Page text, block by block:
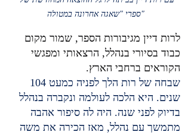
ספרי "שאגה אחרונה במטולה"
לרות דיין מגיבורות הספר, שמור מקום
כבוד בסיורי בנהלל, הרצאותי ומפגשי
הקוראים ברחבי הארץ.
שנים. היא הלכה לעולמה ונקברה בנהלל
בדיוק לפני שנה. היה לה סיפור אהבה
מתמשך עם נהלל, מאז הכירה את משה